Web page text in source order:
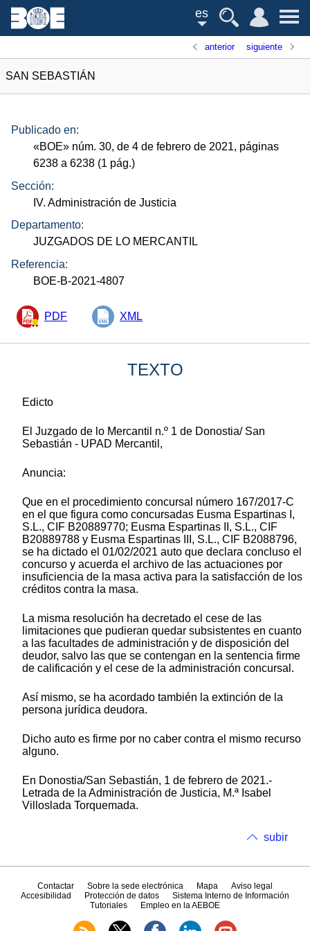
es
anterior siguiente
SAN SEBASTIÁN
Publicado en:
«BOE» núm. 30, de 4 de febrero de 2021, páginas
6238 a 6238 (1 pág.)
Sección:
IV. Administración de Justicia
Departamento:
JUZGADOS DE LO MERCANTIL
Referencia:
BOE-B-2021-4807
PDF XML
TEXTO
Edicto
El Juzgado de lo Mercantil n.º 1 de Donostia/ San
Sebastián - UPAD Mercantil,
Anuncia:
Que en el procedimiento concursal número 167/2017-C
en el que figura como concursadas Eusma Espartinas I,
S.L., CIF B20889770; Eusma Espartinas II, S.L., CIF
B20889788 y Eusma Espartinas III, S.L., CIF B2088796,
se ha dictado el 01/02/2021 auto que declara concluso el
concurso y acuerda el archivo de las actuaciones por
insuficiencia de la masa activa para la satisfacción de los
créditos contra la masa.
La misma resolución ha decretado el cese de las
limitaciones que pudieran quedar subsistentes en cuanto
a las facultades de administración y de disposición del
deudor, salvo las que se contengan en la sentencia firme
de calificación y el cese de la administración concursal.
Así mismo, se ha acordado también la extinción de la
persona jurídica deudora.
Dicho auto es firme por no caber contra el mismo recurso
alguno.
En Donostia/San Sebastián, 1 de febrero de 2021.-
Letrada de la Administración de Justicia, M.ª Isabel
Villoslada Torquemada.
subir
Contactar Sobre la sede electrónica Mapa
Aviso legal
Accesibilidad
Protección de datos
Sistema Interno de Información
Tutoriales
Empleo en la AEBOE